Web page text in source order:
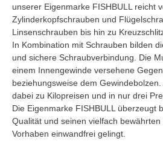
unserer Eigenmarke FISHBULL reicht
Zylinderkopfschrauben und
Linsenschrauben bis hin zu
In Kombination mit Schrauben bilden
und sichere Schraubverbindung. Die
einem Innengewinde versehene
beziehungsweise dem
dabei zu Kilopreisen und in nur drei
Die Eigenmarke FISHBULL überzeugt
Qualität und seinen vielfach
Vorhaben einwandfrei gelingt.